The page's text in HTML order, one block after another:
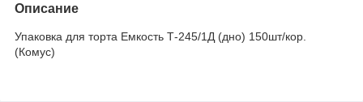
Описание
Упаковка для торта Емкость Т-245/1Д (дно) 150шт/кор.
(Комус)